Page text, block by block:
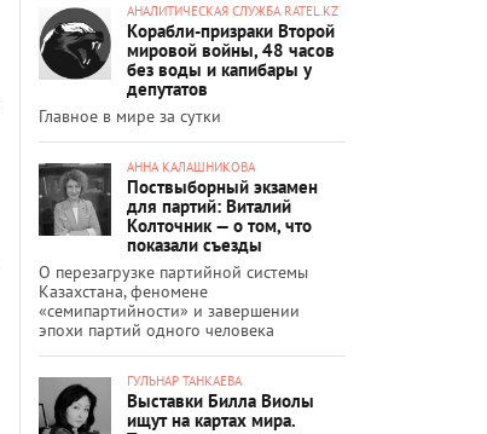
АНАЛИТИЧЕСКАЯ СЛУЖБА RATEL.KZ
Корабли-призраки Второй
мировой войны, 48 часов
без воды и капибары у
депутатов
Главное в мире за сутки
АННА КАЛАШНИКОВА
Поствыборный экзамен
для партий: Виталий
Колточник — о том, что
показали съезды
О перезагрузке партийной системы
Казахстана, феномене
«семипартийности» и завершении
эпохи партий одного человека
ГУЛЬНАР ТАНКАЕВА
Выставки Билла Виолы
ищут на картах мира.